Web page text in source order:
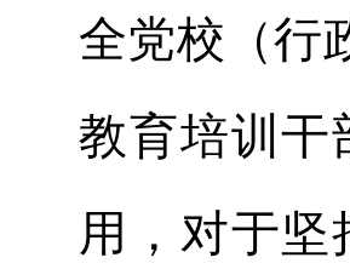
全党校（行
教育培训干
用，对于